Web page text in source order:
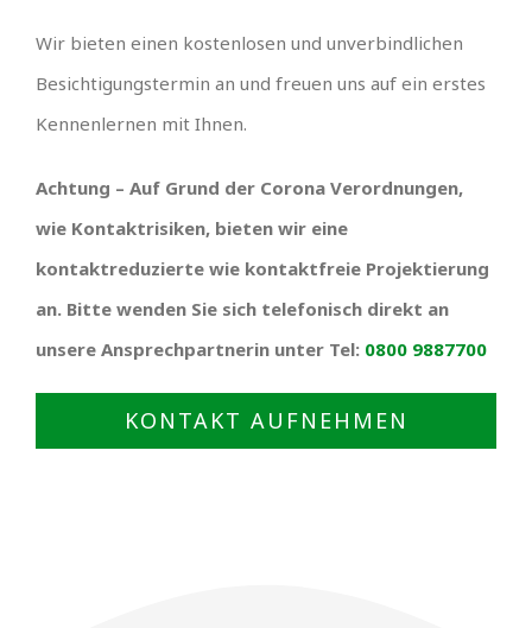
Wir bieten einen kostenlosen und unverbindlichen
Besichtigungstermin an und freuen uns auf ein erstes
Kennenlernen mit Ihnen.
Achtung – Auf Grund der Corona Verordnungen,
wie Kontaktrisiken, bieten wir eine
kontaktreduzierte wie kontaktfreie Projektierung
an. Bitte wenden Sie sich telefonisch direkt an
unsere Ansprechpartnerin unter Tel: 0800 9887700
KONTAKT AUFNEHMEN